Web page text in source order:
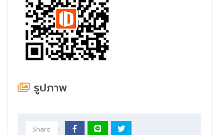
รูปภาพ
Share